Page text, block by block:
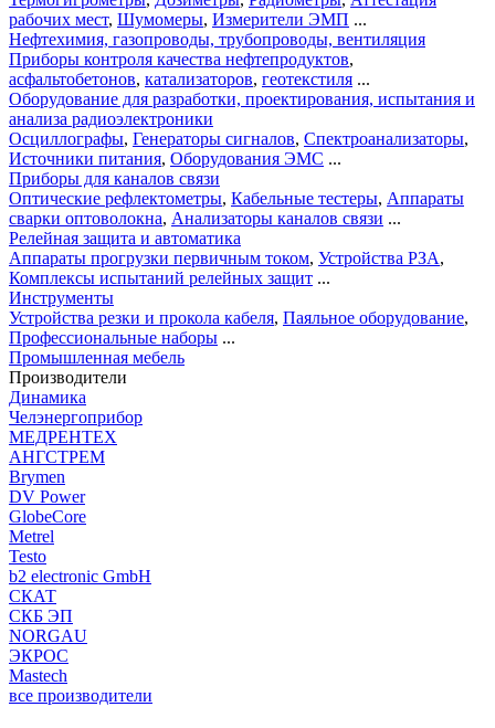
рабочих мест, Шумомеры, Измерители ЭМП ...
Нефтехимия, газопроводы, трубопроводы, вентиляция
Приборы контроля качества нефтепродуктов,
асфальтобетонов, катализаторов, геотекстиля ...
Оборудование для разработки, проектирования, испытания и
анализа радиоэлектроники
Осциллографы, Генераторы сигналов, Спектроанализаторы,
Источники питания, Оборудования ЭМС ...
Приборы для каналов связи
Оптические рефлектометры, Кабельные тестеры, Аппараты
сварки оптоволокна, Анализаторы каналов связи ...
Релейная защита и автоматика
Аппараты прогрузки первичным током, Устройства РЗА,
Комплексы испытаний релейных защит ...
Инструменты
Устройства резки и прокола кабеля, Паяльное оборудование,
Профессиональные наборы ...
Промышленная мебель
Производители
Динамика
Челэнергоприбор
МЕДРЕНТЕХ
АНГСТРЕМ
Brymen
DV Power
GlobeCore
Metrel
Testo
b2 electronic GmbH
СКАТ
СКБ ЭП
NORGAU
ЭКРОС
Mastech
все производители